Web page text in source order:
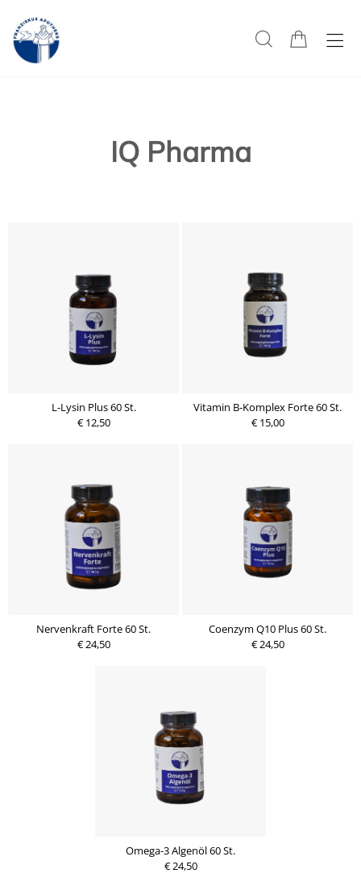
IQ Pharma
L-Lysin Plus 60 St.
€ 12,50
Vitamin B-Komplex Forte 60 St.
€ 15,00
Nervenkraft Forte 60 St.
€ 24,50
Coenzym Q10 Plus 60 St.
€ 24,50
Omega-3 Algenöl 60 St.
€ 24,50